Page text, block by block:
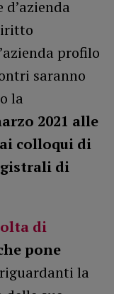
profilo
saranno
la
2021 alle
colloqui di
di
di
pone
la